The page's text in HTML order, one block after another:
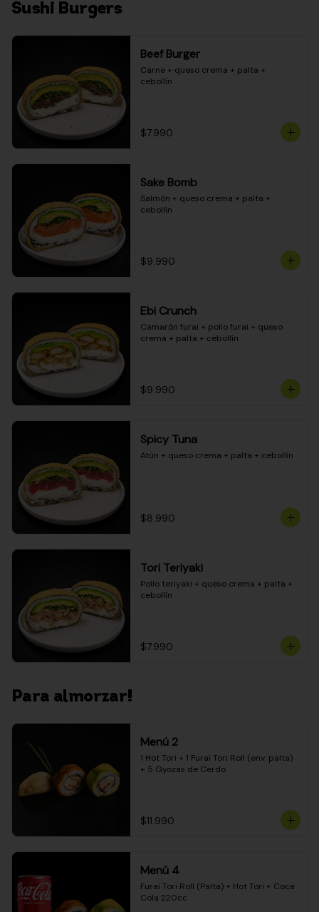
Sushi Burgers
Beef Burger
Carne + queso crema + palta +
cebollín
$7.990
Sake Bomb
Salmón + queso crema + palta +
cebollín
$9.990
Ebi Crunch
Camarón furai + pollo furai + queso
crema + palta + cebollín
$9.990
Spicy Tuna
Atún + queso crema + palta + cebollín
$8.990
Tori Teriyaki
Pollo teriyaki + queso crema + palta +
cebollín
$7.990
Para almorzar!
Menú 2
1 Hot Tori + 1 Furai Tori Roll (env. palta)
+ 5 Gyozas de Cerdo
$11.990
Menú 4
Furai Tori Roll (Palta) + Hot Tori + Coca
Cola 220cc